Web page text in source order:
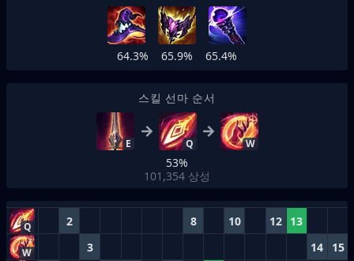
64.3% 65.9% 65.4%
스킬 선마 순서
E Q W
53%
101,354 상성
Q 2 8 10 12 13
W 3 14 15